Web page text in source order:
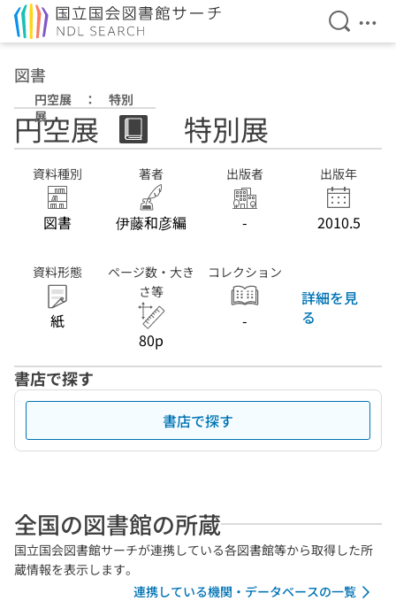
検索を
メ
図書
円空展 ： 特別
展
円空展 ： 特別展
資料種別
図書
著者
伊藤和彦編
出版者
-
出版年
2010.5
資料形態
紙
ページ数・大き
さ等
80p
コレクション
-
詳細を見
る
書店で探す
書店で探す
全国の図書館の所蔵
国立国会図書館サーチが連携している各図書館等から取得した所
蔵情報を表示します。
連携している機関・データベースの一覧